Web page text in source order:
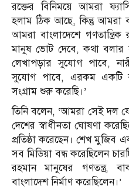
রক্তের বিনিময়ে আমরা
হলাম ঠিক আছে, কিন্তু আমরা
আমরা বাংলাদেশে গণতান্ত্রিক
মানুষ ভোট দেবে, কথা
লেখাপড়ার সুযোগ পাবে,
সুযোগ পাবে, এরকম একটি
সংগ্রাম শুরু করেছি।’
তিনি বলেন, ‘আমরা সেই দল যে
দেশের স্বাধীনতা ঘোষণা
প্রতিষ্ঠা করেছেন। শেখ মুজিব
সব মিডিয়া বন্ধ করেছিলেন
রহমান মানুষের গণতন্ত্র,
বাংলাদেশ নির্মাণ করেছিলেন।’